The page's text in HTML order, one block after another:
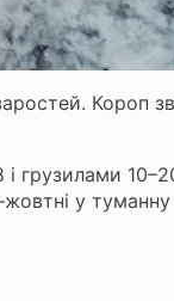
Короп
грузилами
у